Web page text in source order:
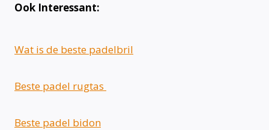
Ook Interessant:
Wat is de beste padelbril
Beste padel rugtas
Beste padel bidon